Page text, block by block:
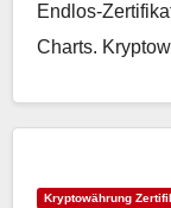
Endlos-
Charts.
Kryptowährung